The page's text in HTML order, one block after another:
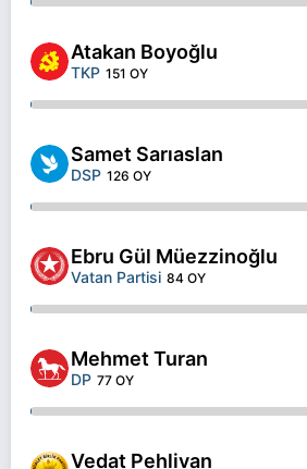
Atakan Boyoğlu
TKP 151 OY
Samet Sarıaslan
DSP 126 OY
Ebru Gül Müezzinoğlu
Vatan Partisi 84 OY
Mehmet Turan
DP 77 OY
Vedat Pehlivan